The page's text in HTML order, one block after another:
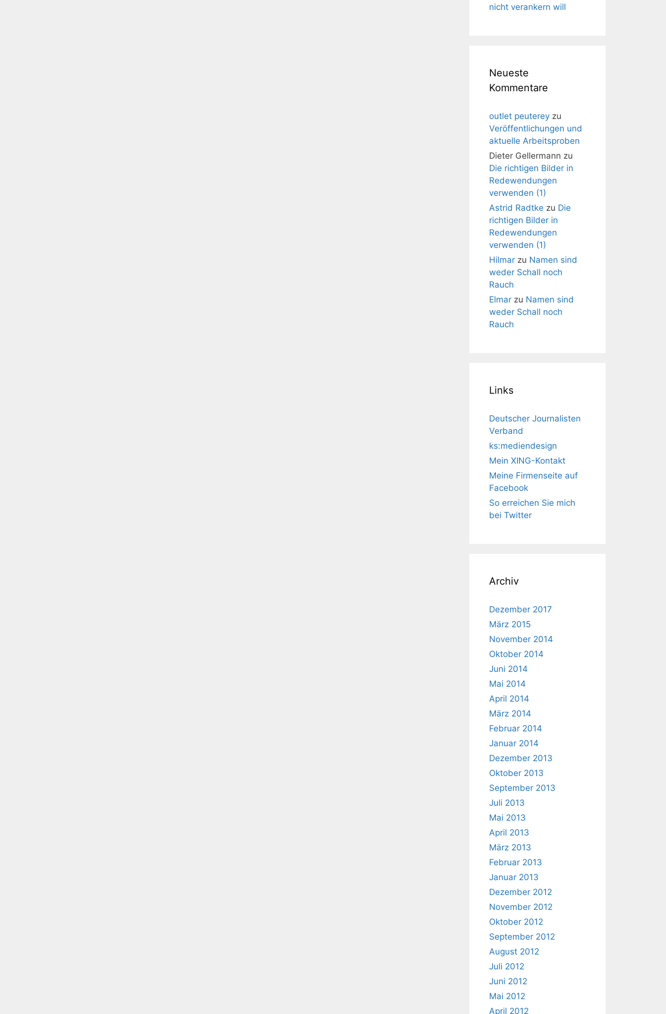
nicht verankern will
Neueste
Kommentare
outlet peuterey zu
Veröffentlichungen und
aktuelle Arbeitsproben
Dieter Gellermann zu
Die richtigen Bilder in
Redewendungen
verwenden (1)
Astrid Radtke zu Die
richtigen Bilder in
Redewendungen
verwenden (1)
Hilmar zu Namen sind
weder Schall noch
Rauch
Elmar zu Namen sind
weder Schall noch
Rauch
Links
Deutscher Journalisten
Verband
ks:mediendesign
Mein XING-Kontakt
Meine Firmenseite auf
Facebook
So erreichen Sie mich
bei Twitter
Archiv
Dezember 2017
März 2015
November 2014
Oktober 2014
Juni 2014
Mai 2014
April 2014
März 2014
Februar 2014
Januar 2014
Dezember 2013
Oktober 2013
September 2013
Juli 2013
Mai 2013
April 2013
März 2013
Februar 2013
Januar 2013
Dezember 2012
November 2012
Oktober 2012
September 2012
August 2012
Juli 2012
Juni 2012
Mai 2012
April 2012